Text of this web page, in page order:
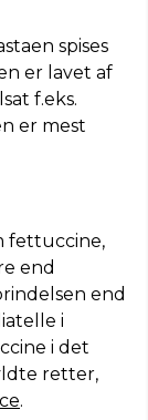
spises
er lavet af
f.eks.
er mest
fettuccine,
end
end
i
i det
retter,
.